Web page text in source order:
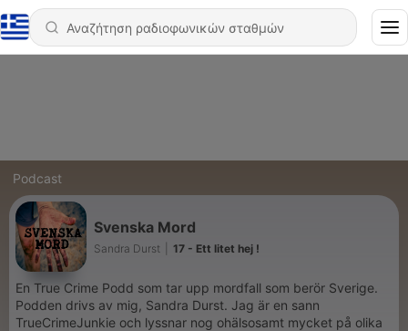
Podcast
Svenska Mord
Sandra Durst 17 - Ett litet hej !
En True Crime Podd som tar upp mordfall som berör Sverige.
Podden drivs av mig, Sandra Durst. Jag är en sann
TrueCrimeJunkie och lyssnar nog ohälsosamt mycket på olika